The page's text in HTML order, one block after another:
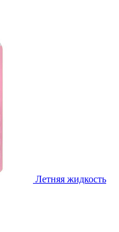
Летняя жидкость